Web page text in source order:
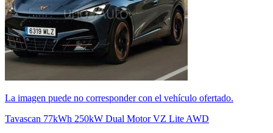
La imagen puede no corresponder con el vehículo ofertado.
Tavascan 77kWh 250kW Dual Motor VZ Lite AWD